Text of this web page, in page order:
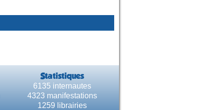
Statistiques
6135 internautes
4323 manifestations
1259 librairies